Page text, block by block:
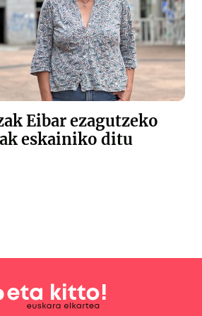
Eibar ezagutzeko
eskainiko ditu